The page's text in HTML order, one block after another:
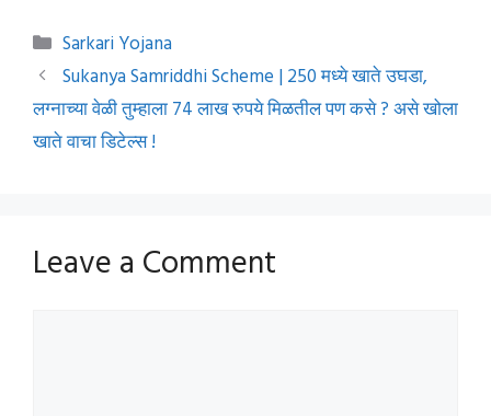
Categories
Sarkari Yojana
Sukanya Samriddhi Scheme | 250 मध्ये खाते उघडा,
लग्नाच्या वेळी तुम्हाला 74 लाख रुपये मिळतील पण कसे ? असे खोला
खाते वाचा डिटेल्स !
Leave a Comment